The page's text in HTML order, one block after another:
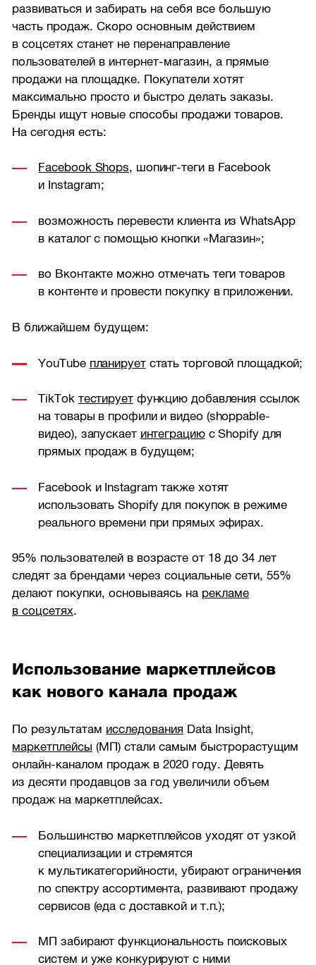
развиваться и забирать на себя все большую
часть продаж. Скоро основным действием
в соцсетях станет не перенаправление
пользователей в интернет-магазин, а прямые
продажи на площадке. Покупатели хотят
максимально просто и быстро делать заказы.
Бренды ищут новые способы продажи товаров.
На сегодня есть:
Facebook Shops, шопинг-теги в Facebook
и Instagram;
возможность перевести клиента из WhatsApp
в каталог с помощью кнопки «Магазин»;
во Вконтакте можно отмечать теги товаров
в контенте и провести покупку в приложении.
В ближайшем будущем:
YouTube планируетстать торговой площадкой;
TikTok тестируетфункцию добавления ссылок
на товары в профили и видео (shoppable-
видео), запускает интеграциюс Shopify для
прямых продаж в будущем;
Facebook и Instagram также хотят
использовать Shopify для покупок в режиме
реального времени при прямых эфирах.
95% пользователей в возрасте от 18 до 34 лет
следят за брендами через социальные сети, 55%
делают покупки, основываясь на рекламе
в соцсетях.
Использование маркетплейсов
как нового канала продаж
По результатам исследования Data Insight,
маркетплейсы (МП) стали самым быстрорастущим
онлайн-каналом продаж в 2020 году. Девять
из десяти продавцов за год увеличили объем
продаж на маркетплейсах.
Большинство маркетплейсов уходят от узкой
специализации и стремятся
к мультикатегорийности, убирают ограничения
по спектру ассортимента, развивают продажу
сервисов (еда с доставкой и т.п.);
МП забирают функциональность поисковых
систем и уже конкурируют с ними